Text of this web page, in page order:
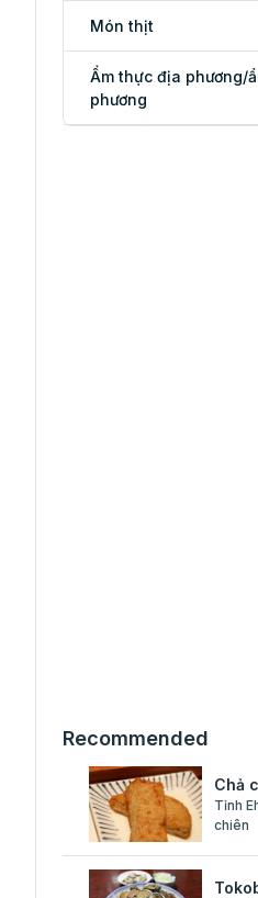
Món thịt
Ẩm thực địa phương/
phương
Recommended
Chả
Tỉnh
chiên